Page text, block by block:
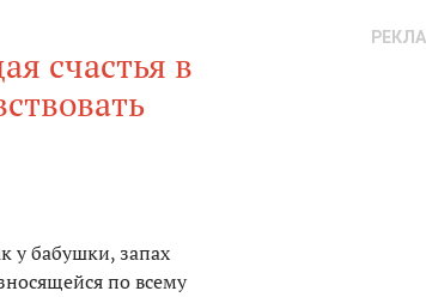
счастья в
у бабушки, запах
по всему